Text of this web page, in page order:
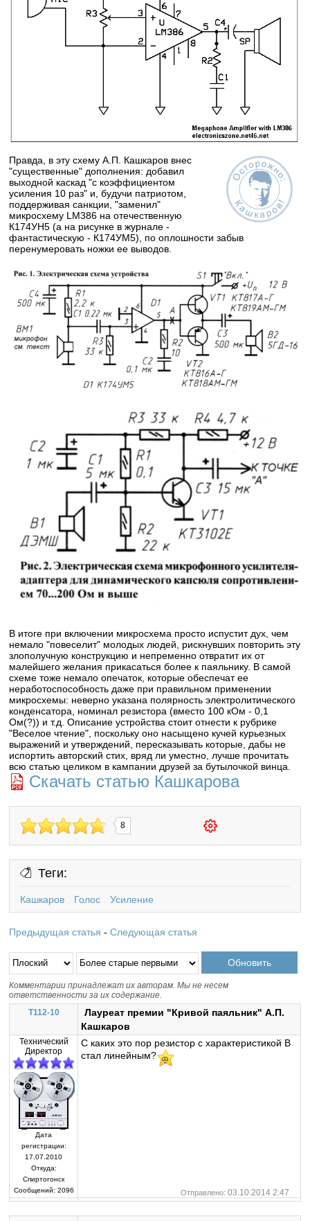
Правда, в эту схему А.П. Кашкаров внес
"существенные" дополнения: добавил
выходной каскад "с коэффициентом
усиления 10 раз" и, будучи патриотом,
поддерживая санкции, "заменил"
микросхему LM386 на отечественную
К174УН5 (а на рисунке в журнале -
фантастическую - К174УМ5), по оплошности забыв
перенумеровать ножки ее выводов.
В итоге при включении микросхема просто испустит дух, чем
немало "повеселит" молодых людей, рискнувших повторить эту
злополучную конструкцию и непременно отвратит их от
малейшего желания прикасаться более к паяльнику. В самой
схеме тоже немало опечаток, которые обеспечат ее
неработоспособность даже при правильном применении
микросхемы: неверно указана полярность электролитического
конденсатора, номинал резистора (вместо 100 кОм - 0,1
Ом(?)) и т.д. Описание устройства стоит отнести к рубрике
"Веселое чтение", поскольку оно насыщено кучей курьезных
выражений и утверждений, пересказывать которые, дабы не
испортить авторский стих, вряд ли уместно, лучше прочитать
всю статью целиком в кампании друзей за бутылочкой винца.
Скачать статью Кашкарова
8
Теги:
Кашкаров Голос Усиление
Предыдущая статья -Следующая статья
Комментарии принадлежат их авторам. Мы не несем
ответственности за их содержание.
T112-10
Лауреат премии "Кривой паяльник" А.П.
Кашкаров
Технический
Директор
Дата
регистрации:
17.07.2010
Откуда:
Спиртогонск
Сообщений: 2096
С каких это пор резистор с характеристикой В
стал линейным?
Отправлено: 03.10.2014 2:47